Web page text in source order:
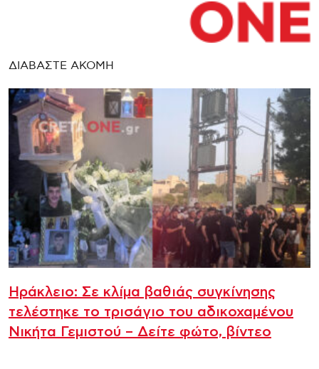
ΔΙΑΒΑΣΤΕ ΑΚΟΜΗ
Ηράκλειο: Σε κλίμα βαθιάς συγκίνησης
τελέστηκε το τρισάγιο του αδικοχαμένου
Νικήτα Γεμιστού – Δείτε φώτο, βίντεο